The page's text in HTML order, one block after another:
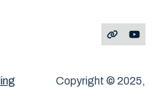
Copyright © 2025,